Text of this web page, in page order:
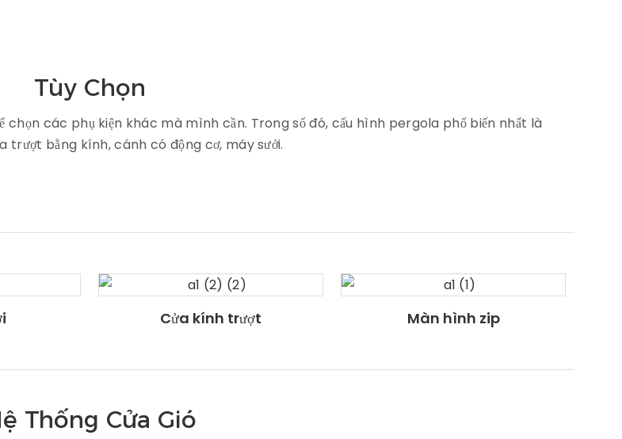
Tùy Chọn
chọn các phụ kiện khác mà mình cần. Trong số đó, cấu hình pergola phổ biến nhất là
trượt bằng kính, cánh có động cơ, máy sưởi.
Cửa kính trượt Màn hình zip
Thống Cửa Gió